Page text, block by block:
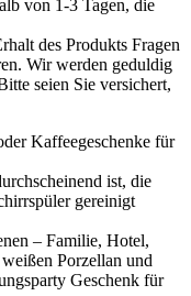
von 1-3 Tagen, die
des Produkts Fragen
Wir werden geduldig
seien Sie versichert,
Kaffeegeschenke für
ist, die
gereinigt
– Familie, Hotel,
Porzellan und
Geschenk für